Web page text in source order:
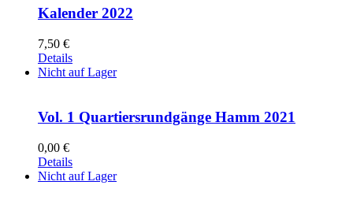
Kalender 2022
7,50 €
Details
Nicht auf Lager
Vol. 1 Quartiersrundgänge Hamm 2021
0,00 €
Details
Nicht auf Lager